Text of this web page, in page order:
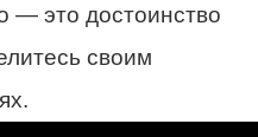
— это достоинство
своим